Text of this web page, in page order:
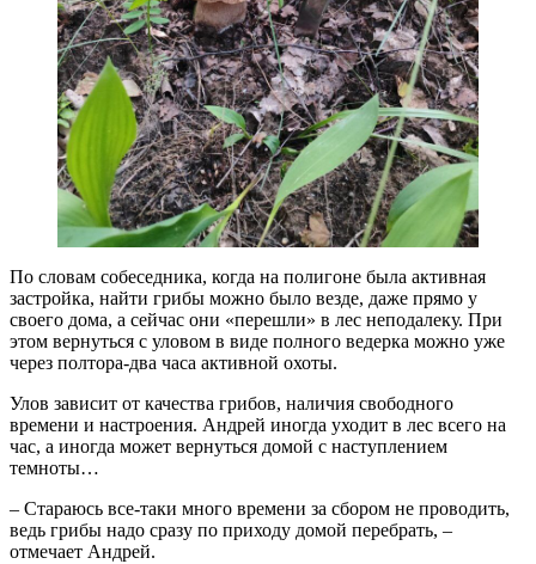
По словам собеседника, когда на полигоне была активная
застройка, найти грибы можно было везде, даже прямо у
своего дома, а сейчас они «перешли» в лес неподалеку. При
этом вернуться с уловом в виде полного ведерка можно уже
через полтора-два часа активной охоты.
Улов зависит от качества грибов, наличия свободного
времени и настроения. Андрей иногда уходит в лес всего на
час, а иногда может вернуться домой с наступлением
темноты…
– Стараюсь все-таки много времени за сбором не проводить,
ведь грибы надо сразу по приходу домой перебрать, –
отмечает Андрей.